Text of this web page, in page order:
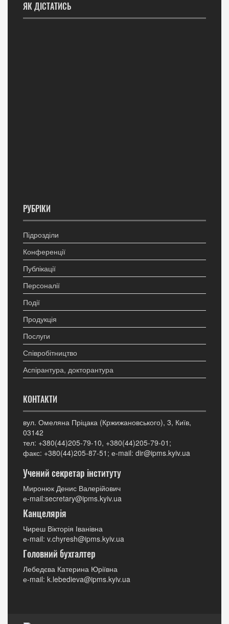
ЯК ДІСТАТИСЬ
РУБРІКИ
Підрозділи
Конференції
Публікації
Персоналії
Події
Продукція
Послуги
Співробітництво
Аспірантура, докторантура
КОНТАКТИ
вул. Омеляна Пріцака (Кржижановського), 3, Київ,
03142
тел: +380(44)205-79-10, +380(44)205-79-01;
факс: +380(44)205-87-51; е-mail: dir@ipms.kyiv.ua
Учений секретар інституту
Миронюк Денис Валерійович
е-mail:secretary@ipms.kyiv.ua
Канцелярія
Чиреш Вікторія Іванівна
е-mail: v.chyresh@ipms.kyiv.ua
Головний бухгалтер
Лебедєва Катерина Юріївна
е-mail: k.lebedieva@ipms.kyiv.ua